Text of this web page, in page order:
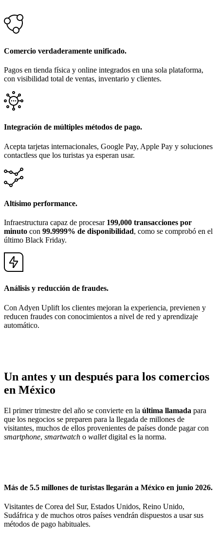
Comercio verdaderamente unificado.
Pagos en tienda física y online integrados en una sola plataforma,
con visibilidad total de ventas, inventario y clientes.
Integración de múltiples métodos de pago.
Acepta tarjetas internacionales, Google Pay, Apple Pay y soluciones
contactless que los turistas ya esperan usar.
Altísimo performance.
Infraestructura capaz de procesar 199,000 transacciones por
minuto con 99.9999% de disponibilidad, como se comprobó en el
último Black Friday.
Análisis y reducción de fraudes.
Con Adyen Uplift los clientes mejoran la experiencia, previenen y
reducen fraudes con conocimientos a nivel de red y aprendizaje
automático.
Un antes y un después para los comercios
en México
El primer trimestre del año se convierte en la última llamada para
que los negocios se preparen para la llegada de millones de
visitantes, muchos de ellos provenientes de países donde pagar con
smartphone, smartwatch o walletdigital es la norma.
Más de 5.5 millones de turistas llegarán a México en junio 2026.
Visitantes de Corea del Sur, Estados Unidos, Reino Unido,
Sudáfrica y de muchos otros países vendrán dispuestos a usar sus
métodos de pago habituales.